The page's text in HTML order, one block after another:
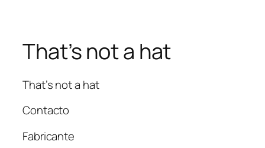
That’s not a hat
That’s not a hat
Contacto
Fabricante